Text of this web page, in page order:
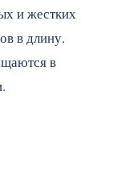
и жестких
в длину.
в